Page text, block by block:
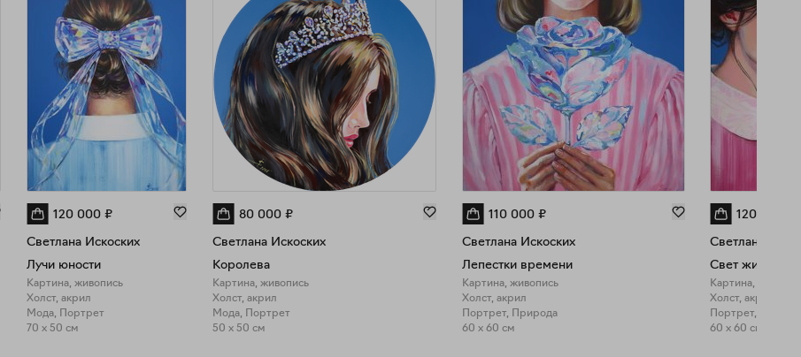
120 000 ₽
Светлана Искоских
Лучи юности
Картина, живопись
Холст, акрил
Мода, Портрет
70 x 50 см
80 000 ₽
Светлана Искоских
Королева
Картина, живопись
Холст, акрил
Мода, Портрет
50 x 50 см
110 000 ₽
Светлана Искоских
Лепестки времени
Картина, живопись
Холст, акрил
Портрет, Природа
60 x 60 см
120 000
Светлана
Свет жизни
Картина,
Холст, акрил
Портрет,
60 x 60 см